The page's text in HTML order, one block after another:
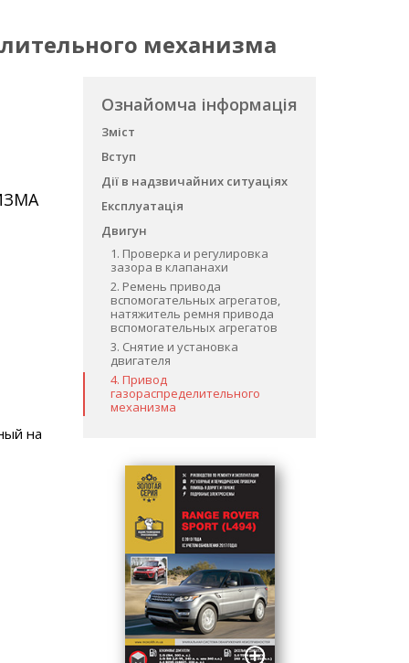
механизма
Ознайомча інформація
Зміст
Вступ
Дії в надзвичайних ситуаціях
Експлуатація
Двигун
1. Проверка и регулировка
зазора в клапанахи
2. Ремень привода
вспомогательных агрегатов,
натяжитель ремня привода
вспомогательных агрегатов
3. Снятие и установка
двигателя
4. Привод
газораспределительного
механизма
на